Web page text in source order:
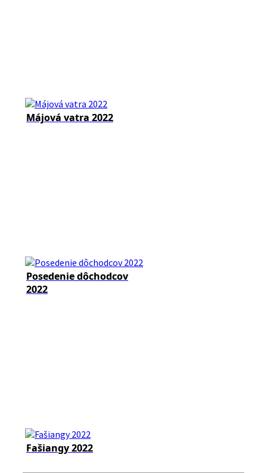
Májová vatra 2022
Posedenie dôchodcov
2022
Fašiangy 2022